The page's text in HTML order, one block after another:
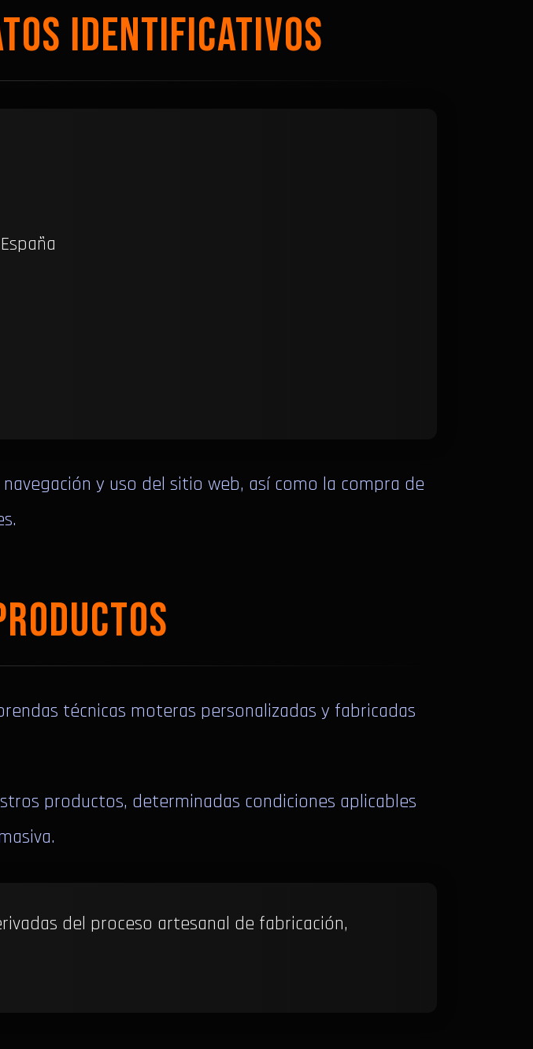
IDENTIFICATIVOS
y uso del sitio web, así como la compra de
técnicas moteras personalizadas y fabricadas
productos, determinadas condiciones aplicables
del proceso artesanal de fabricación,